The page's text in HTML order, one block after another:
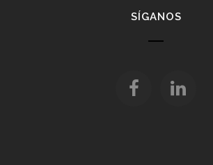
SÍGANOS